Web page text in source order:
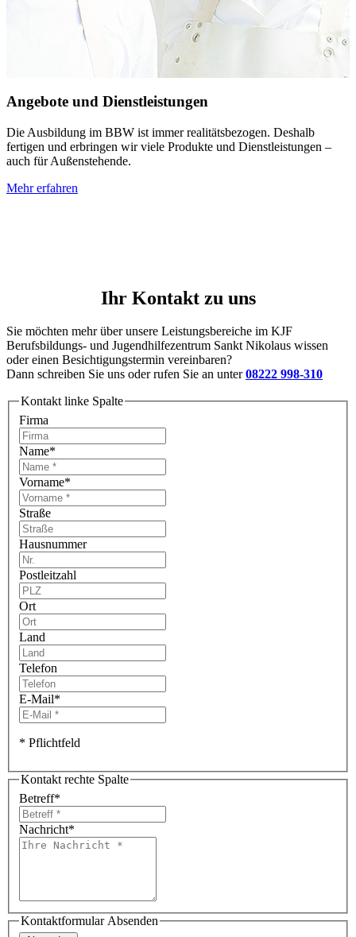
Angebote und Dienstleistungen
Die Ausbildung im BBW ist immer realitätsbezogen. Deshalb
fertigen und erbringen wir viele Produkte und Dienstleistungen –
auch für Außenstehende.
Mehr erfahren
Ihr Kontakt zu uns
Sie möchten mehr über unsere Leistungsbereiche im KJF
Berufsbildungs- und Jugendhilfezentrum Sankt Nikolaus wissen
oder einen Besichtigungstermin vereinbaren?
Dann schreiben Sie uns oder rufen Sie an unter 08222 998-310
Kontakt linke Spalte
Firma
Name*
Vorname*
Straße
Hausnummer
Postleitzahl
Ort
Land
Telefon
E-Mail*
* Pflichtfeld
Kontakt rechte Spalte
Betreff*
Nachricht*
Kontaktformular Absenden